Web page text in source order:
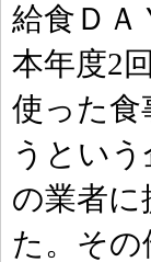
給食ＤＡ
本年度2
使った
うとい
の業者
た。そ